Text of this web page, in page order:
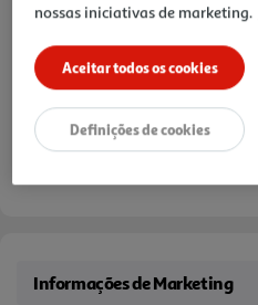
Informações de Marketing
nossas iniciativas de marketing.
Aceitar todos os cookies
Definições de cookies